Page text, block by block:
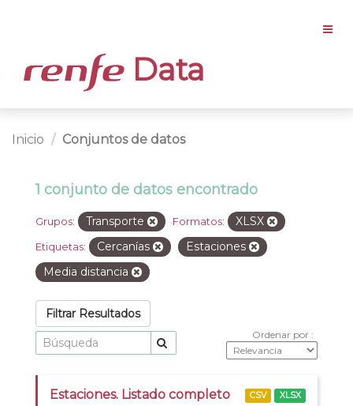
Data
Inicio Conjuntos de datos
1 conjunto de datos encontrado
Grupos: Transporte Formatos: XLSX
Etiquetas: Cercanías
Estaciones
Media distancia
Filtrar Resultados
Ordenar por
Estaciones. Listado completo CSV XLSX